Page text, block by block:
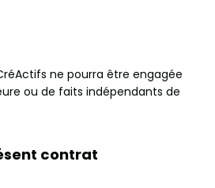
ne pourra être engagée
ou de faits indépendants de
contrat